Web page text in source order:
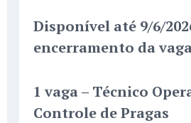
Disponível até 9/6/
encerramento da
1 vaga – Técnico
Controle de Pragas